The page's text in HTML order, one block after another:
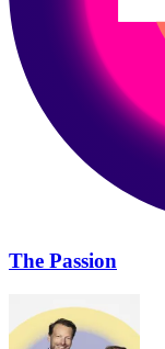
The Passion